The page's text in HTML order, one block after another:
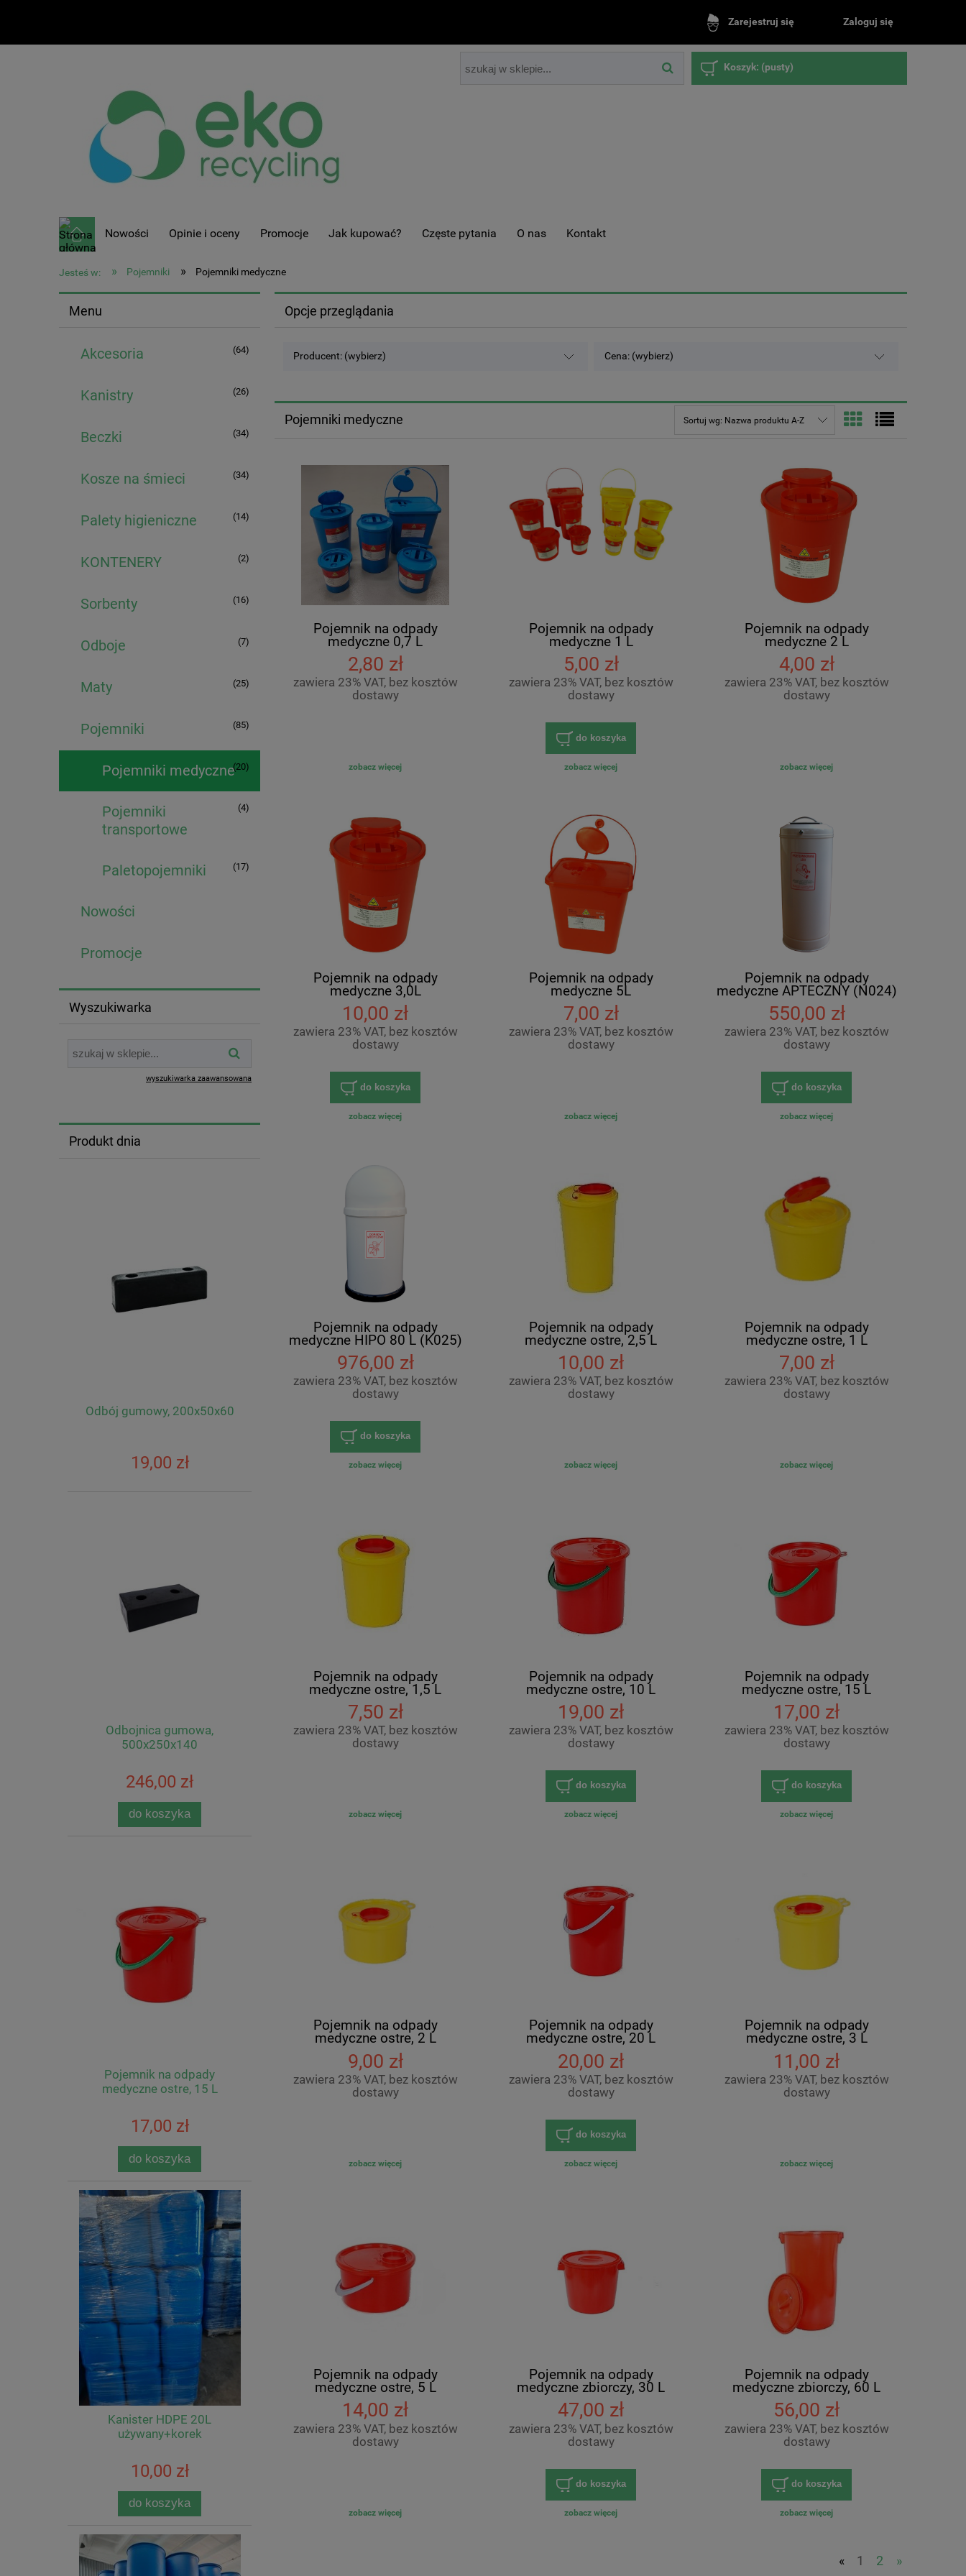
Zarejestruj się Zaloguj się
Koszyk: (pusty)
Nowości Opinie i oceny Promocje Jak kupować? Częste pytania O nas Kontakt
Jesteś w: » Pojemniki » Pojemniki medyczne
Menu
Akcesoria (64)
Kanistry (26)
Beczki (34)
Kosze na śmieci (34)
Palety higieniczne (14)
KONTENERY (2)
Sorbenty (16)
Odboje (7)
Maty (25)
Pojemniki (85)
Pojemniki medyczne(20)
Pojemniki
transportowe
(4)
Paletopojemniki (17)
Nowości
Promocje
Wyszukiwarka
wyszukiwarka zaawansowana
Produkt dnia
Odbój gumowy, 200x50x60
19,00 zł
Odbojnica gumowa,
500x250x140
246,00 zł
do koszyka
Pojemnik na odpady
medyczne ostre, 15 L
17,00 zł
do koszyka
Kanister HDPE 20L
używany+korek
10,00 zł
do koszyka
Opcje przeglądania
Producent: (wybierz) Cena: (wybierz)
Pojemniki medyczne Sortuj wg: Nazwa produktu A-Z
Pojemnik na odpady
medyczne 0,7 L
2,80 zł
zawiera 23% VAT, bez kosztów
dostawy
zobacz więcej
Pojemnik na odpady
medyczne 1 L
5,00 zł
zawiera 23% VAT, bez kosztów
dostawy
do koszyka
zobacz więcej
Pojemnik na odpady
medyczne 2 L
4,00 zł
zawiera 23% VAT, bez kosztów
dostawy
zobacz więcej
Pojemnik na odpady
medyczne 3,0L
10,00 zł
zawiera 23% VAT, bez kosztów
dostawy
do koszyka
zobacz więcej
Pojemnik na odpady
medyczne 5L
7,00 zł
zawiera 23% VAT, bez kosztów
dostawy
zobacz więcej
Pojemnik na odpady
medyczne APTECZNY (N024)
550,00 zł
zawiera 23% VAT, bez kosztów
dostawy
do koszyka
zobacz więcej
Pojemnik na odpady
medyczne HIPO 80 L (K025)
976,00 zł
zawiera 23% VAT, bez kosztów
dostawy
do koszyka
zobacz więcej
Pojemnik na odpady
medyczne ostre, 2,5 L
10,00 zł
zawiera 23% VAT, bez kosztów
dostawy
zobacz więcej
Pojemnik na odpady
medyczne ostre, 1 L
7,00 zł
zawiera 23% VAT, bez kosztów
dostawy
zobacz więcej
Pojemnik na odpady
medyczne ostre, 1,5 L
7,50 zł
zawiera 23% VAT, bez kosztów
dostawy
zobacz więcej
Pojemnik na odpady
medyczne ostre, 10 L
19,00 zł
zawiera 23% VAT, bez kosztów
dostawy
do koszyka
zobacz więcej
Pojemnik na odpady
medyczne ostre, 15 L
17,00 zł
zawiera 23% VAT, bez kosztów
dostawy
do koszyka
zobacz więcej
Pojemnik na odpady
medyczne ostre, 2 L
9,00 zł
zawiera 23% VAT, bez kosztów
dostawy
zobacz więcej
Pojemnik na odpady
medyczne ostre, 20 L
20,00 zł
zawiera 23% VAT, bez kosztów
dostawy
do koszyka
zobacz więcej
Pojemnik na odpady
medyczne ostre, 3 L
11,00 zł
zawiera 23% VAT, bez kosztów
dostawy
zobacz więcej
Pojemnik na odpady
medyczne ostre, 5 L
14,00 zł
zawiera 23% VAT, bez kosztów
dostawy
zobacz więcej
Pojemnik na odpady
medyczne zbiorczy, 30 L
47,00 zł
zawiera 23% VAT, bez kosztów
dostawy
do koszyka
zobacz więcej
Pojemnik na odpady
medyczne zbiorczy, 60 L
56,00 zł
zawiera 23% VAT, bez kosztów
dostawy
do koszyka
zobacz więcej
« 1 2 »